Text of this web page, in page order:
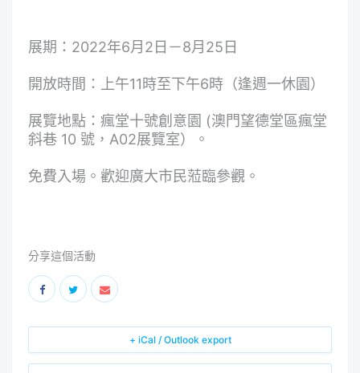
展期：2022年6月2日－8月25日
開放時間：上午11時至下午6時（逢週一休園）
展覽地點：瘋堂十號創意園 (澳門望德堂區瘋堂
斜巷 10 號，A02展覽室）。
免費入場。歡迎廣大市民蒞臨參觀。
分享這個活動
+ iCal / Outlook export